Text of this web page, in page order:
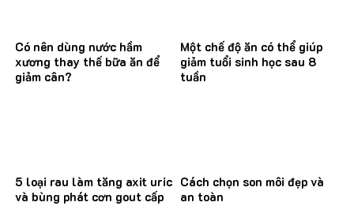
Có nên dùng nước hầm
xương thay thế bữa ăn để
giảm cân?
Một chế độ ăn có thể giúp
giảm tuổi sinh học sau 8
tuần
5 loại rau làm tăng axit uric
và bùng phát cơn gout cấp
Cách chọn son môi đẹp và
an toàn